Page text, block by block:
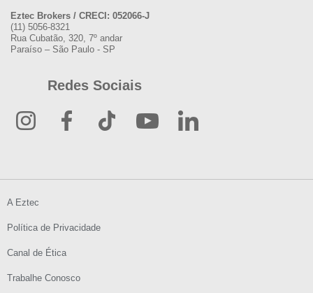
Eztec Brokers / CRECI: 052066-J
(11) 5056-8321
Rua Cubatão, 320, 7º andar
Paraíso – São Paulo - SP
Redes Sociais
A Eztec
Política de Privacidade
Canal de Ética
Trabalhe Conosco